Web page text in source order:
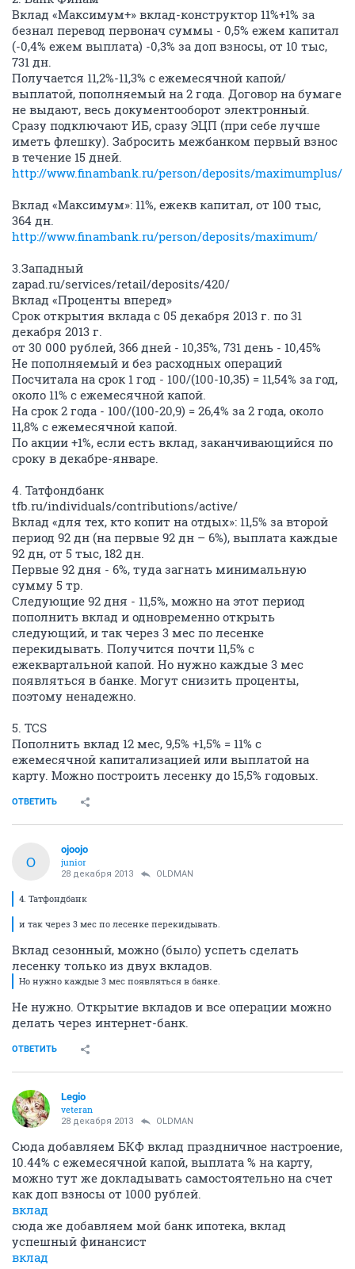
Вклад «Максимум+» вклад-конструктор 11%+1% за
безнал перевод первонач суммы - 0,5% ежем капитал
(-0,4% ежем выплата) -0,3% за доп взносы, от 10 тыс,
731 дн.
Получается 11,2%-11,3% с ежемесячной капой/
выплатой, пополняемый на 2 года. Договор на бумаге
не выдают, весь документооборот электронный.
Сразу подключают ИБ, сразу ЭЦП (при себе лучше
иметь флешку). Забросить межбанком первый взнос
в течение 15 дней.
http://www.finambank.ru/person/deposits/maximumplus/
Вклад «Максимум»: 11%, ежекв капитал, от 100 тыс,
364 дн.
http://www.finambank.ru/person/deposits/maximum/
3.Западный
zapad.ru/services/retail/deposits/420/
Вклад «Проценты вперед»
Срок открытия вклада с 05 декабря 2013 г. по 31
декабря 2013 г.
от 30 000 рублей, 366 дней - 10,35%, 731 день - 10,45%
Не пополняемый и без расходных операций
Посчитала на срок 1 год - 100/(100-10,35) = 11,54% за год,
около 11% с ежемесячной капой.
На срок 2 года - 100/(100-20,9) = 26,4% за 2 года, около
11,8% с ежемесячной капой.
По акции +1%, если есть вклад, заканчивающийся по
сроку в декабре-январе.
4. Татфондбанк
tfb.ru/individuals/contributions/active/
Вклад «для тех, кто копит на отдых»: 11,5% за второй
период 92 дн (на первые 92 дн – 6%), выплата каждые
92 дн, от 5 тыс, 182 дн.
Первые 92 дня - 6%, туда загнать минимальную
сумму 5 тр.
Следующие 92 дня - 11,5%, можно на этот период
пополнить вклад и одновременно открыть
следующий, и так через 3 мес по лесенке
перекидывать. Получится почти 11,5% с
ежеквартальной капой. Но нужно каждые 3 мес
появляться в банке. Могут снизить проценты,
поэтому ненадежно.
5. TCS
Пополнить вклад 12 мес, 9,5% +1,5% = 11% с
ежемесячной капитализацией или выплатой на
карту. Можно построить лесенку до 15,5% годовых.
ОТВЕТИТЬ
O
ojoojo
junior
28 декабря 2013 OLDMAN
4. Татфондбанк
и так через 3 мес по лесенке перекидывать.
Вклад сезонный, можно (было) успеть сделать
лесенку только из двух вкладов.
Но нужно каждые 3 мес появляться в банке.
Не нужно. Открытие вкладов и все операции можно
делать через интернет-банк.
ОТВЕТИТЬ
Legio
veteran
28 декабря 2013 OLDMAN
Сюда добавляем БКФ вклад праздничное настроение,
10.44% с ежемесячной капой, выплата % на карту,
можно тут же докладывать самостоятельно на счет
как доп взносы от 1000 рублей.
вклад
сюда же добавляем мой банк ипотека, вклад
успешный финансист
вклад